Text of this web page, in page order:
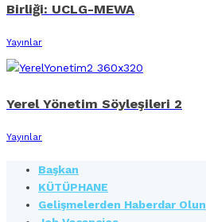
Birliği: UCLG-MEWA
Yayınlar
Yerel Yönetim Söyleşileri 2
Yayınlar
Başkan
KÜTÜPHANE
Gelişmelerden Haberdar Olun